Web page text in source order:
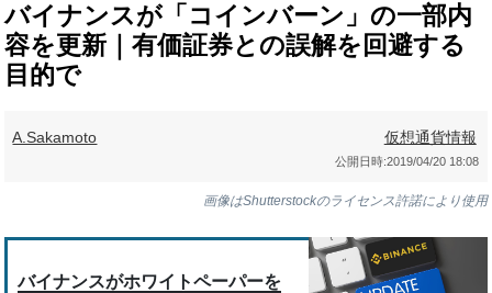
バイナンスが「コインバーン」の一部内
容を更新｜有価証券との誤解を回避する
目的で
A.Sakamoto 仮想通貨情報
公開日時:2019/04/20 18:08
画像はShutterstockのライセンス許諾により使用
バイナンスがホワイトペーパーを